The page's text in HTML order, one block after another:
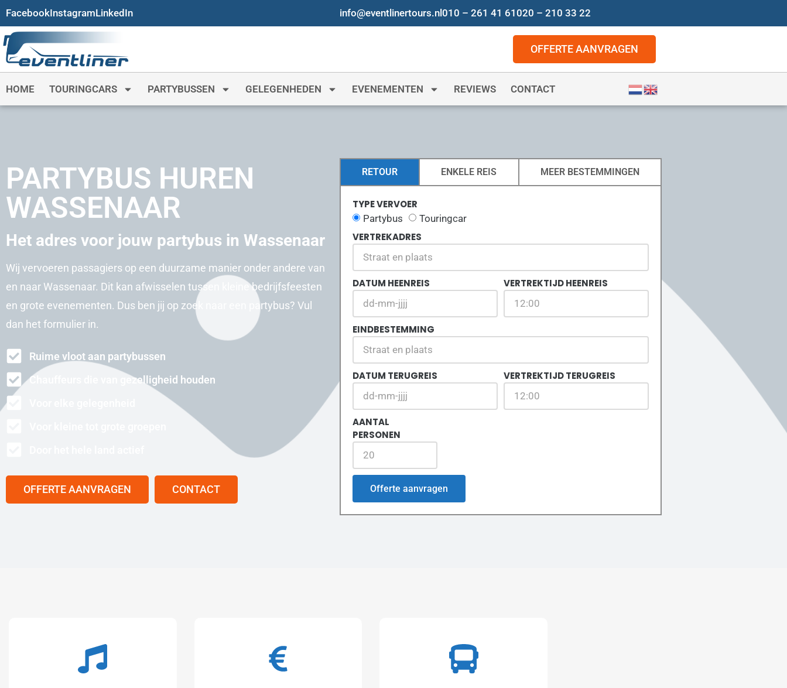
FacebookInstagramLinkedIn info@eventlinertours.nl 010 – 261 41 61020 – 210 33 22
OFFERTE AANVRAGEN
HOME TOURINGCARS PARTYBUSSEN GELEGENHEDEN EVENEMENTEN REVIEWS CONTACT
PARTYBUS HUREN
WASSENAAR
Het adres voor jouw partybus in Wassenaar
Wij vervoeren passagiers op een duurzame manier onder andere van
en naar Wassenaar. Dit kan afwisselen tussen kleine bedrijfsfeesten
en grote evenementen. Dus ben jij op zoek naar een partybus? Vul
dan het formulier in.
Ruime vloot aan partybussen
Chauffeurs die van gezelligheid houden
OFFERTE AANVRAGEN CONTACT
RETOUR ENKELE REIS MEER BESTEMMINGEN
TYPE VERVOER
Partybus Touringcar
VERTREKADRES
DATUM HEENREIS VERTREKTIJD HEENREIS
EINDBESTEMMING
DATUM TERUGREIS VERTREKTIJD TERUGREIS
AANTAL
PERSONEN
Offerte aanvragen